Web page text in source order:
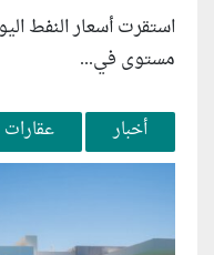
استقرت أسعار النفط
مستوى في...
أخبار عقارات